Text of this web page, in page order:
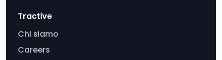
Tractive
Chi siamo
Careers